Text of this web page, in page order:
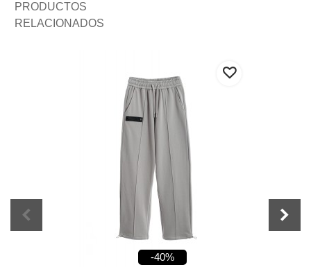
PRODUCTOS
RELACIONADOS
-40%